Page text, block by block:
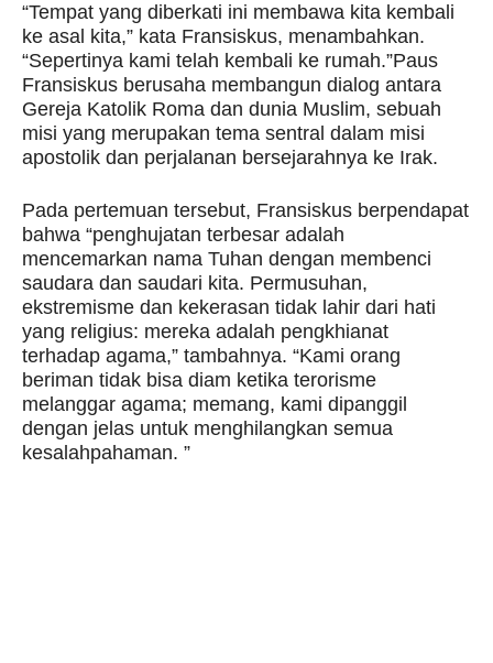
“Tempat yang diberkati ini membawa kita kembali
ke asal kita,” kata Fransiskus, menambahkan.
“Sepertinya kami telah kembali ke rumah.”Paus
Fransiskus berusaha membangun dialog antara
Gereja Katolik Roma dan dunia Muslim, sebuah
misi yang merupakan tema sentral dalam misi
apostolik dan perjalanan bersejarahnya ke Irak.
Pada pertemuan tersebut, Fransiskus berpendapat
bahwa “penghujatan terbesar adalah
mencemarkan nama Tuhan dengan membenci
saudara dan saudari kita. Permusuhan,
ekstremisme dan kekerasan tidak lahir dari hati
yang religius: mereka adalah pengkhianat
terhadap agama,” tambahnya. “Kami orang
beriman tidak bisa diam ketika terorisme
melanggar agama; memang, kami dipanggil
dengan jelas untuk menghilangkan semua
kesalahpahaman. ”